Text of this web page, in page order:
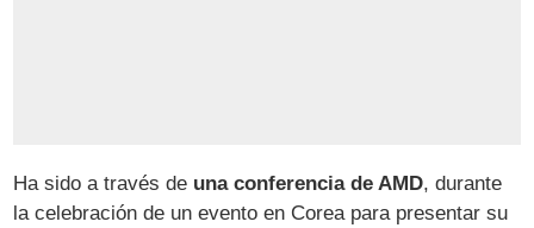
Ha sido a través de una conferencia de AMD, durante
la celebración de un evento en Corea para presentar su